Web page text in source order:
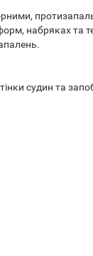
набряках та
судин та